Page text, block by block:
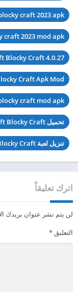
craft 2023 apk
craft 2023 mod apk
Blocky Craft 4.0.27
Craft Apk Mod
craft mod apk
تحميل MiniCraft Blocky Craft مهكرة
تنزيل لعبة MiniCraft Blocky Craft آخر اصدار
اترك تعليقاً
لن يتم نشر عنوان بريدك
التعليق*